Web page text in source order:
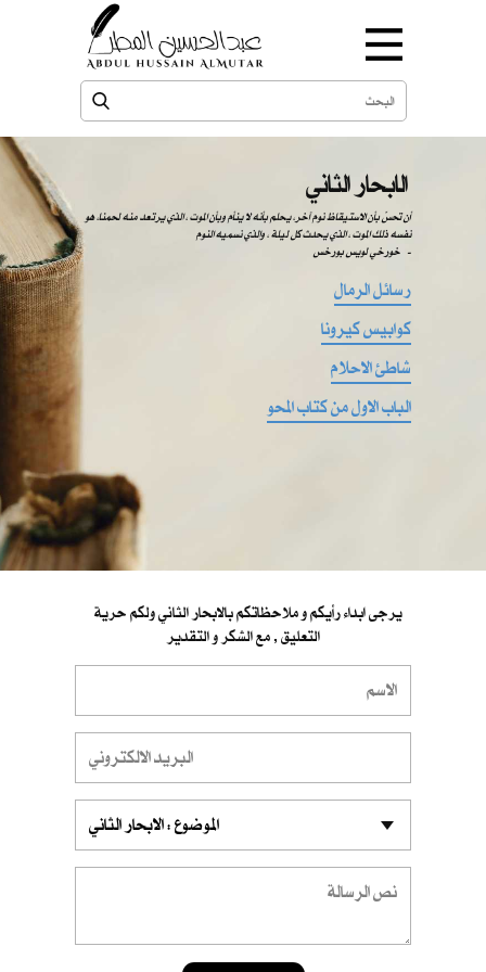
الابحار الثاني
​​ أن تحسّ بأن الاستيقاظ نوم آخر، يحلم بأنه لا ينأم وبأن الموت ، الذي يرتعد منه لحمنا، هو
نفسه ذلك الموت ، الذي يحدث كل ليلة ، والذي نسميه النوم
-
رسائل الرمال
كوابيس كيرونا
شاطئ الاحلام
الباب الاول من كتاب المحو
التعليق , مع الشكر و التقدير